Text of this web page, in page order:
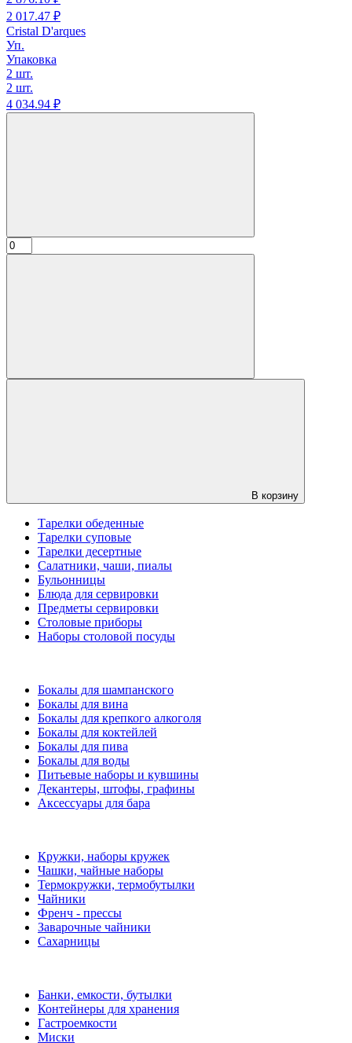
2 017.47 ₽
Cristal D'arques
Уп.
Упаковка
2 шт.
2 шт.
4 034.94 ₽
В корзину
Тарелки обеденные
Тарелки суповые
Тарелки десертные
Салатники, чаши, пиалы
Бульонницы
Блюда для сервировки
Предметы сервировки
Столовые приборы
Наборы столовой посуды
Бокалы для шампанского
Бокалы для вина
Бокалы для крепкого алкоголя
Бокалы для коктейлей
Бокалы для пива
Бокалы для воды
Питьевые наборы и кувшины
Декантеры, штофы, графины
Аксессуары для бара
Кружки, наборы кружек
Чашки, чайные наборы
Термокружки, термобутылки
Чайники
Френч - прессы
Заварочные чайники
Сахарницы
Банки, емкости, бутылки
Контейнеры для хранения
Гастроемкости
Миски